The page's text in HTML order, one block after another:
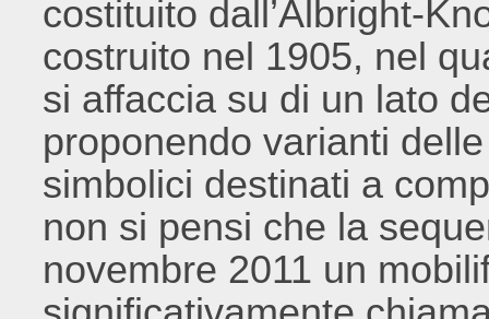
costituito dall’Albright-
costruito nel 1905, nel
si affaccia su di un lato
proponendo varianti
simbolici destinati a
non si pensi che la
novembre 2011 un